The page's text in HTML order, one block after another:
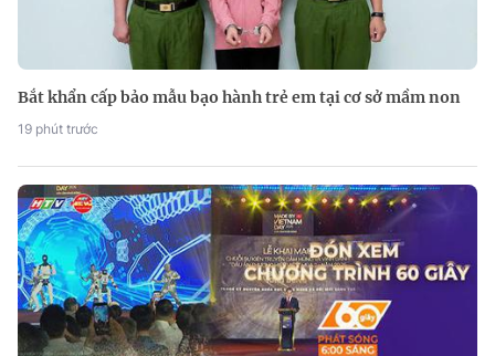
Bắt khẩn cấp bảo mẫu bạo hành trẻ em tại cơ sở mầm non
19 phút trước